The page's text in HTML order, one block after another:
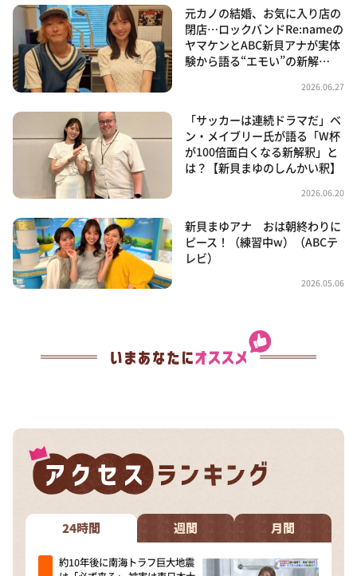
元カノの結婚、お気に入り店の
閉店…ロックバンドRe:nameの
ヤマケンとABC新貝アナが実体
験から語る“エモい”の新解…
2026.06.27
「サッカーは連続ドラマだ」ベ
ン・メイブリー氏が語る「W杯
が100倍面白くなる新解釈」と
は？【新貝まゆのしんかい釈】
2026.06.20
新貝まゆアナ おは朝終わりに
ピース！（練習中w）（ABCテ
レビ）
2026.05.06
24時間 週間 月間
約10年後に南海トラフ巨大地震